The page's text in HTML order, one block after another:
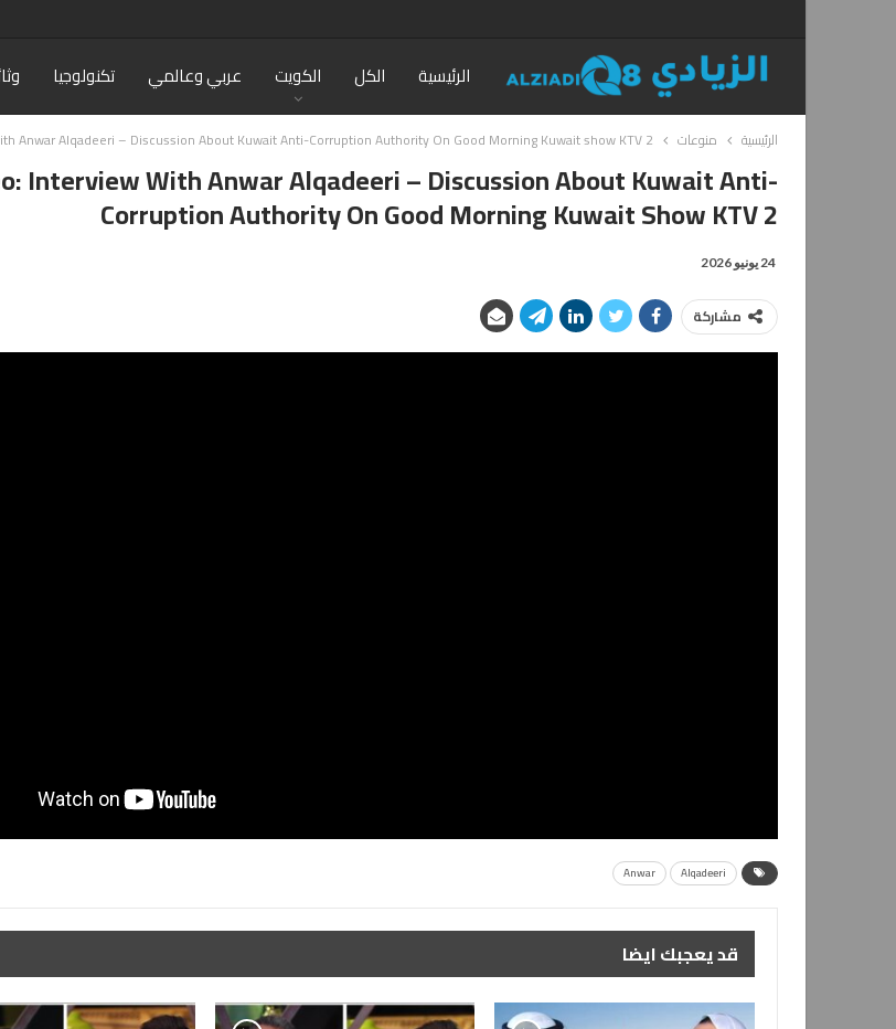
الرئيسية الكل الكويت عربي وعالمي تكنولوجيا
الرئيسية منوعات Anwar Alqadeeri – Discussion About Kuwait Anti-Corruption Authority On Good Morning Kuwait show KTV 2
Interview With Anwar Alqadeeri – Discussion About Kuwait Anti-
Corruption Authority On Good Morning Kuwait Show KTV 2
24 يونيو 2026
مشاركة
Alqadeeri
Anwar
قد يعجبك ايضا